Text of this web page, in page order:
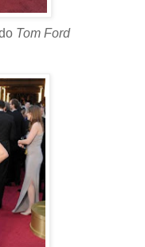
Tom Ford